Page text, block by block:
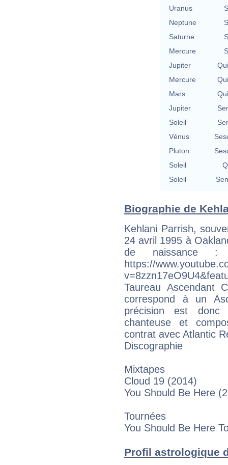
Uranus
Neptune
Saturne
Mercure
Jupiter
Mercure
Mars
Jupiter
Soleil
Vénus
Pluton
Soleil
Soleil
Biographie de
Kehlani Parrish,
24 avril 1995 à
de naissance :
https://
Taureau Ascendant
correspond à un
précision est
chanteuse et
contrat avec Atlantic
Discographie
Mixtapes
Cloud 19 (2014)
You Should Be Here
Tournées
You Should Be Here
Profil astrologique